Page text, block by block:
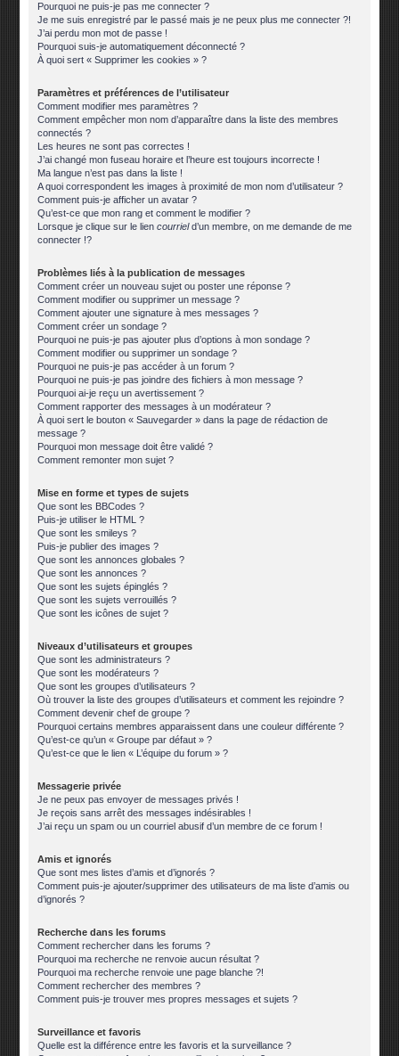
Pourquoi ne puis-je pas me connecter ?
Je me suis enregistré par le passé mais je ne peux plus me connecter ?!
J’ai perdu mon mot de passe !
Pourquoi suis-je automatiquement déconnecté ?
À quoi sert « Supprimer les cookies » ?
Paramètres et préférences de l’utilisateur
Comment modifier mes paramètres ?
Comment empêcher mon nom d’apparaître dans la liste des membres
connectés ?
Les heures ne sont pas correctes !
J’ai changé mon fuseau horaire et l’heure est toujours incorrecte !
Ma langue n’est pas dans la liste !
A quoi correspondent les images à proximité de mon nom d’utilisateur ?
Comment puis-je afficher un avatar ?
Qu’est-ce que mon rang et comment le modifier ?
Lorsque je clique sur le liencourrield’un membre, on me demande de me
connecter !?
Problèmes liés à la publication de messages
Comment créer un nouveau sujet ou poster une réponse ?
Comment modifier ou supprimer un message ?
Comment ajouter une signature à mes messages ?
Comment créer un sondage ?
Pourquoi ne puis-je pas ajouter plus d’options à mon sondage ?
Comment modifier ou supprimer un sondage ?
Pourquoi ne puis-je pas accéder à un forum ?
Pourquoi ne puis-je pas joindre des fichiers à mon message ?
Pourquoi ai-je reçu un avertissement ?
Comment rapporter des messages à un modérateur ?
À quoi sert le bouton « Sauvegarder » dans la page de rédaction de
message ?
Pourquoi mon message doit être validé ?
Comment remonter mon sujet ?
Mise en forme et types de sujets
Que sont les BBCodes ?
Puis-je utiliser le HTML ?
Que sont les smileys ?
Puis-je publier des images ?
Que sont les annonces globales ?
Que sont les annonces ?
Que sont les sujets épinglés ?
Que sont les sujets verrouillés ?
Que sont les icônes de sujet ?
Niveaux d’utilisateurs et groupes
Que sont les administrateurs ?
Que sont les modérateurs ?
Que sont les groupes d’utilisateurs ?
Où trouver la liste des groupes d’utilisateurs et comment les rejoindre ?
Comment devenir chef de groupe ?
Pourquoi certains membres apparaissent dans une couleur différente ?
Qu’est-ce qu’un « Groupe par défaut » ?
Qu’est-ce que le lien « L’équipe du forum » ?
Messagerie privée
Je ne peux pas envoyer de messages privés !
Je reçois sans arrêt des messages indésirables !
J’ai reçu un spam ou un courriel abusif d’un membre de ce forum !
Amis et ignorés
Que sont mes listes d’amis et d’ignorés ?
Comment puis-je ajouter/supprimer des utilisateurs de ma liste d’amis ou
d’ignorés ?
Recherche dans les forums
Comment rechercher dans les forums ?
Pourquoi ma recherche ne renvoie aucun résultat ?
Pourquoi ma recherche renvoie une page blanche ?!
Comment rechercher des membres ?
Comment puis-je trouver mes propres messages et sujets ?
Surveillance et favoris
Quelle est la différence entre les favoris et la surveillance ?